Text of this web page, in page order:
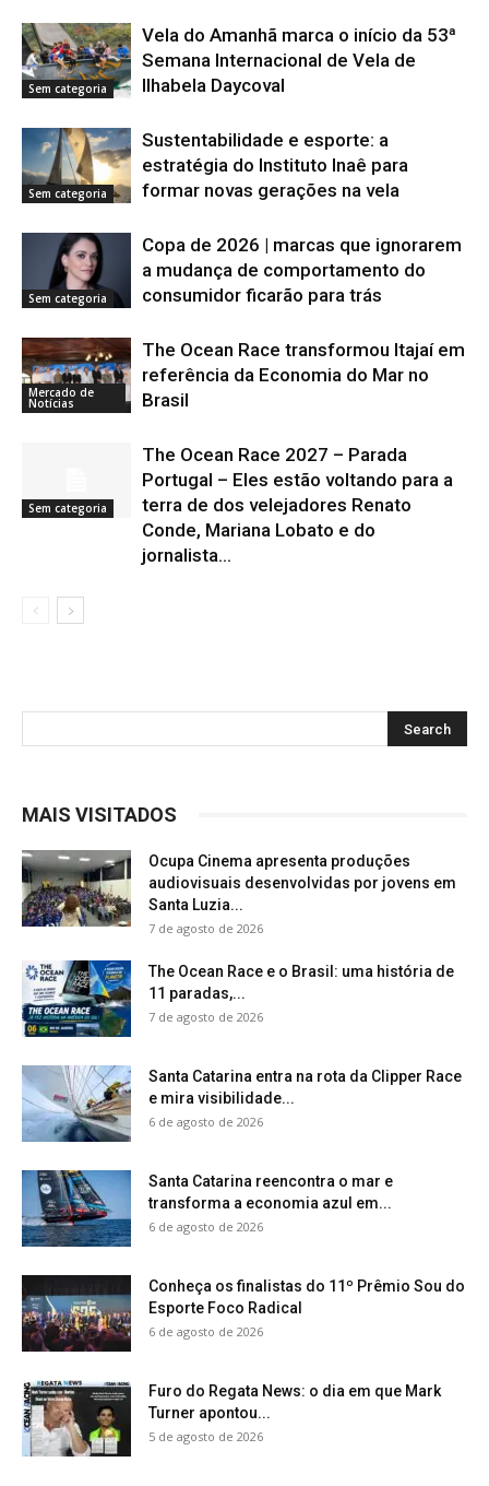
Sem categoria
Vela do Amanhã marca o início da 53ª
Semana Internacional de Vela de
Ilhabela Daycoval
Sem categoria
Sustentabilidade e esporte: a
estratégia do Instituto Inaê para
formar novas gerações na vela
Sem categoria
Copa de 2026 | marcas que ignorarem
a mudança de comportamento do
consumidor ficarão para trás
Mercado de
Notícias
The Ocean Race transformou Itajaí em
referência da Economia do Mar no
Brasil
Sem categoria
The Ocean Race 2027 – Parada
Portugal – Eles estão voltando para a
terra de dos velejadores Renato
Conde, Mariana Lobato e do
jornalista...
MAIS VISITADOS
Ocupa Cinema apresenta produções
audiovisuais desenvolvidas por jovens em
Santa Luzia...
7 de agosto de 2026
The Ocean Race e o Brasil: uma história de
11 paradas,...
7 de agosto de 2026
Santa Catarina entra na rota da Clipper Race
e mira visibilidade...
6 de agosto de 2026
Santa Catarina reencontra o mar e
transforma a economia azul em...
6 de agosto de 2026
Conheça os finalistas do 11º Prêmio Sou do
Esporte Foco Radical
6 de agosto de 2026
Furo do Regata News: o dia em que Mark
Turner apontou...
5 de agosto de 2026